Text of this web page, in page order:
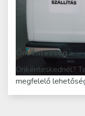
Önkéntesség
Önkénteskednél?
megfelelő